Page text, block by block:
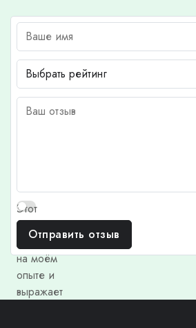
Этот
отзыв
основан
на моём
опыте и
выражает
Отправить отзыв